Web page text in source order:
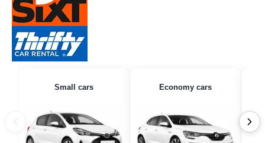
Small cars Economy cars